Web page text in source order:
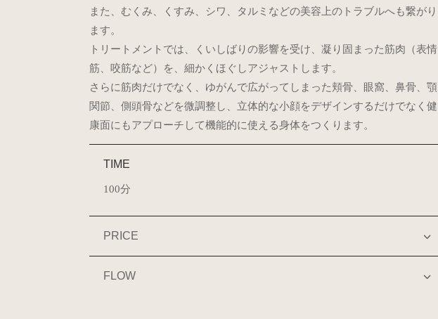
また、むくみ、くすみ、シワ、タルミなどの美容上のトラブルへも繋がり
ます。
トリートメントでは、くいしばりの影響を受け、凝り固まった筋肉（表情
筋、咬筋など）を、細かくほぐしアジャストします。
さらに筋肉だけでなく、ゆがんで広がってしまった頬骨、眼窩、鼻骨、顎
関節、側頭骨などを微調整し、立体的な小顔をデザインするだけでなく健
康面にもアプローチして機能的に使える身体をつくります。
TIME
100分
PRICE
FLOW